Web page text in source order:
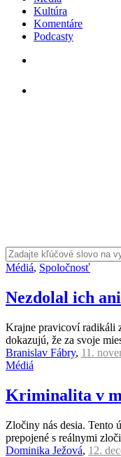
Kultúra
Komentáre
Podcasty
Médiá, Spoločnosť
Nezdolal ich
Krajne pravicoví radikáli
dokazujú, že za svoje
Branislav Fábry, 11.
Médiá
Kriminalita v
Zločiny nás desia. Tento
prepojené s reálnymi
Dominika Ježová, 12.